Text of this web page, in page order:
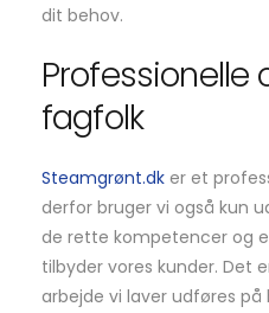
dit behov.
Professionelle
fagfolk
Steamgrønt.dk er et
derfor bruger vi også kun
de rette kompetencer og
tilbyder vores kunder. Det
arbejde vi laver udføres